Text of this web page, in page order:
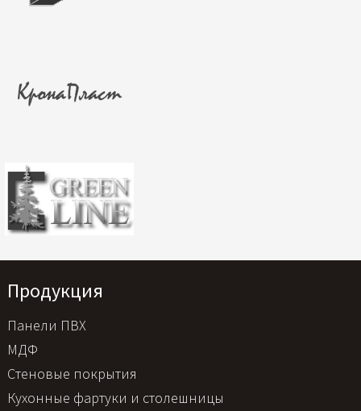
Продукция
Панели ПВХ
МДФ
Стеновые покрытия
Кухонные фартуки и столешницы